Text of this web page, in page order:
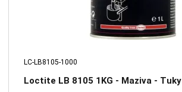
LC-LB8105-1000
Loctite LB 8105 1KG - Maziva - Tuky